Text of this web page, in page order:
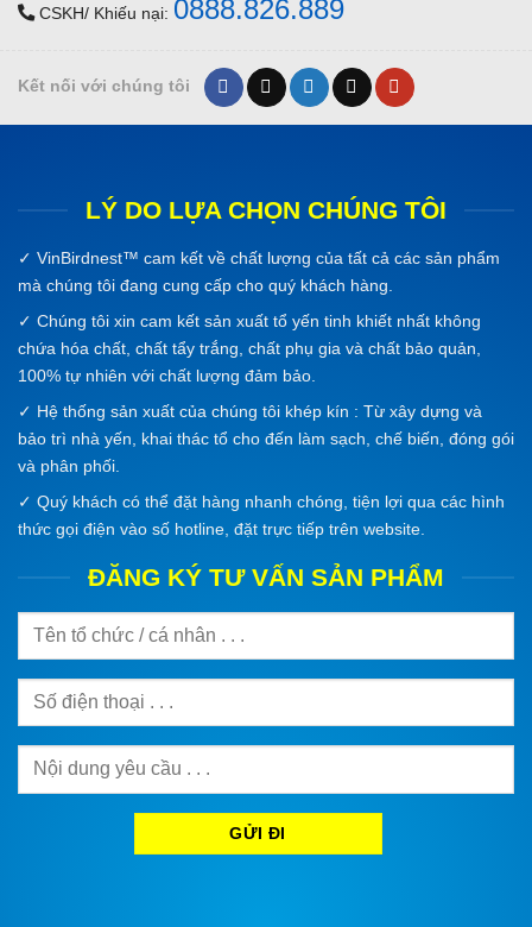
CSKH/ Khiếu nại: 0888.826.889
Kết nối với chúng tôi
LÝ DO LỰA CHỌN CHÚNG TÔI
✓ VinBirdnest™ cam kết về chất lượng của tất cả các sản phẩm
mà chúng tôi đang cung cấp cho quý khách hàng.
✓ Chúng tôi xin cam kết sản xuất tổ yến tinh khiết nhất không
chứa hóa chất, chất tẩy trắng, chất phụ gia và chất bảo quản,
100% tự nhiên với chất lượng đảm bảo.
✓ Hệ thống sản xuất của chúng tôi khép kín : Từ xây dựng và
bảo trì nhà yến, khai thác tổ cho đến làm sạch, chế biến, đóng gói
và phân phối.
✓ Quý khách có thể đặt hàng nhanh chóng, tiện lợi qua các hình
thức gọi điện vào số hotline, đặt trực tiếp trên website.
ĐĂNG KÝ TƯ VẤN SẢN PHẨM